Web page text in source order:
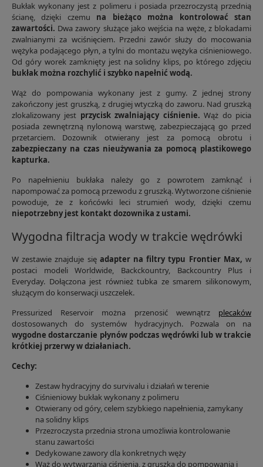
Bukłak wykonany jest z polimeru i posiada przezroczystą przednią
ścianę, dzięki czemu na bieżąco można kontrolować stan
zawartości. Dwa zawory służące jako wejścia na węże, z blokadami
zwalnianymi za wciśnięciem. Przedni zawór służy do mocowania
wężyka podającego płyn, a tylni do montażu wężyka ciśnieniowego.
Od góry worek zamknięty jest na solidny klips, po którego zdjęciu
bukłak można rozchylić i szybko napełnić wodą.
Wąż do pompowania wykonany jest z gumy. Z jednej strony
zakończony jest gruszką, z drugiej wtyczką do zaworu. Nad gruszką
zlokalizowany jest przycisk zwalniający ciśnienie.Wąż do picia
posiada zewnętrzną nylonową warstwę, zabezpieczającą go przed
przetarciem. Dozownik otwierany jest za pomocą obrotu i
zabezpieczany na czas nieużywania za pomocą plastikowego
kapturka.
Po napełnieniu bukłaka należy go z powrotem zamknąć i
napompować za pomocą przewodu z gruszką. Wytworzone ciśnienie
powoduje, że z końcówki leci strumień wody, dzięki czemu
niepotrzebny jest kontakt dozownika z ustami.
Wygodna filtracja wody w trakcie wędrówki
W zestawie znajduje się adapter na filtry typu Frontier Max,w
postaci modeli Worldwide, Backckountry, Backcountry Plus i
Everyday. Dołączona jest również tubka ze smarem silikonowym,
służącym do konserwacji uszczelek.
Pressurized Reservoir można przenosić wewnątrz plecaków
dostosowanych do systemów hydracyjnych. Pozwala on na
wygodne dostarczanie płynów podczas wędrówki lub w trakcie
krótkiej przerwy w działaniach.
Cechy:
Zestaw hydracyjny do survivalu i działań w terenie
Ciśnieniowy bukłak wykonany z polimeru
Otwierany od góry, celem szybkiego napełnienia, zamykany
na solidny klips
Przezroczysta przednia strona umożliwia kontrolowanie
stanu zawartości
Dedykowane zawory dla konkretnych węży
Wąż do wytwarzania ciśnienia, z gruszką do pompowania i